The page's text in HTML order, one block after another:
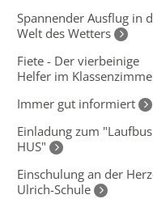
Spannender Ausflug in
Welt des Wetters
Fiete - Der vierbeinige
Helfer im
Immer gut informiert
Einladung zum
HUS"
Einschulung an der
Ulrich-Schule